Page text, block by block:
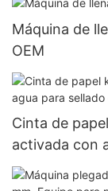
Máquina de
OEM
Cinta de
activada con
cartón